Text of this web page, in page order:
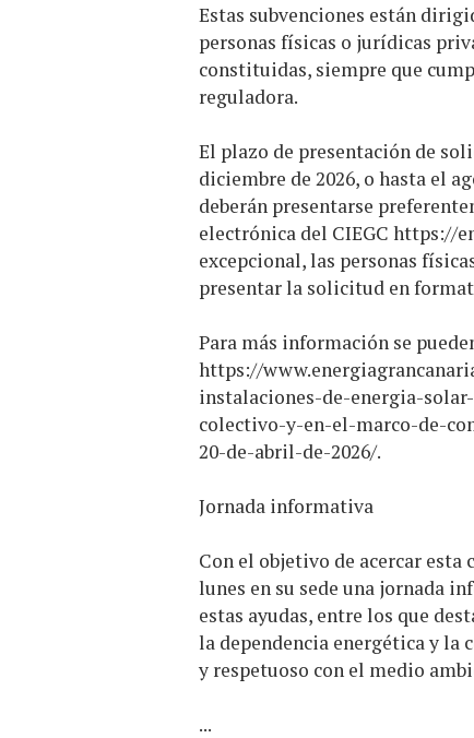
Estas subvenciones están
personas físicas o jurídicas
constituidas, siempre que
reguladora.
El plazo de presentación de
diciembre de 2026, o hasta el
deberán presentarse
electrónica del CIEGC https://
excepcional, las personas
presentar la solicitud en
Para más información se
https://
instalaciones-de-energia-
colectivo-y-en-el-marco-de-
20-de-abril-de-2026/.
Jornada informativa
Con el objetivo de acercar esta
lunes en su sede una jornada
estas ayudas, entre los que
la dependencia energética y la
y respetuoso
...